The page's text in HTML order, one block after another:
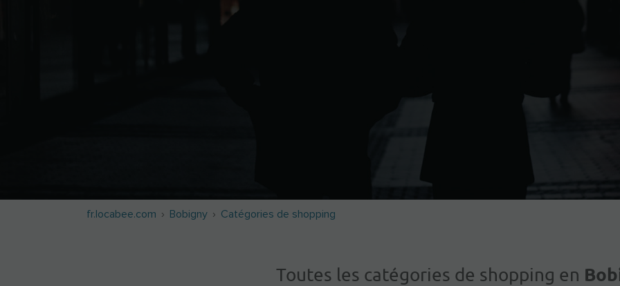
fr.locabee.com Bobigny Catégories de shopping
Toutes les catégories de shopping en